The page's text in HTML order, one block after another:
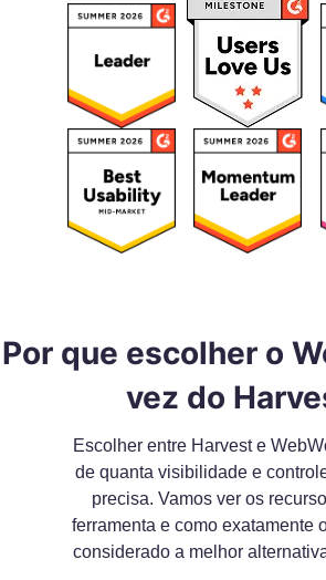
Por que escolher o
vez do
Escolher entre Harvest e
de quanta visibilidade e
precisa. Vamos ver os
ferramenta e como exatamente
considerado a melhor